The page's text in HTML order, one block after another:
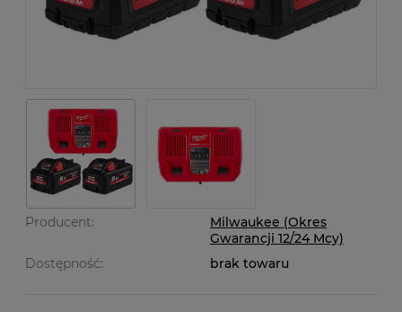
Producent:
Milwaukee (Okres
Gwarancji 12/24 Mcy)
Dostępność:
brak towaru